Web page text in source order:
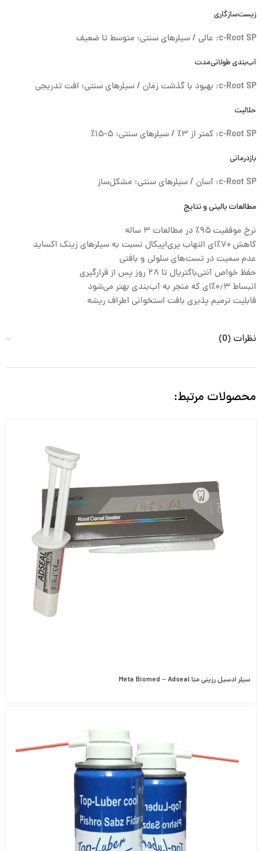
زیست‌سازگاری
c-Root SP: عالی / سیلرهای سنتی: متوسط تا ضعیف
آب‌بندی طولانی‌مدت
c-Root SP: بهبود با گذشت زمان / سیلرهای سنتی: افت تدریجی
حلالیت
c-Root SP: کمتر از ۳٪ / سیلرهای سنتی: ۵-۱۵٪
بازدرمانی
c-Root SP: آسان / سیلرهای سنتی: مشکل‌ساز
مطالعات بالینی و نتایج
نرخ موفقیت ۹۵٪ در مطالعات ۳ ساله
کاهش ۷۰٪‌ای التهاب پری‌اپیکال نسبت به سیلرهای زینک اکساید
عدم سمیت در تست‌های سلولی و بافتی
حفظ خواص آنتی‌باکتریال تا ۲۸ روز پس از قرارگیری
انبساط ۰٫۳٪‌ای که منجر به آب‌بندی بهتر می‌شود
قابلیت ترمیم پذیری بافت استخوانی اطراف ریشه
نظرات (0)
محصولات مرتبط:
سیلر ادسیل رزینی متا Meta Biomed – Adseal